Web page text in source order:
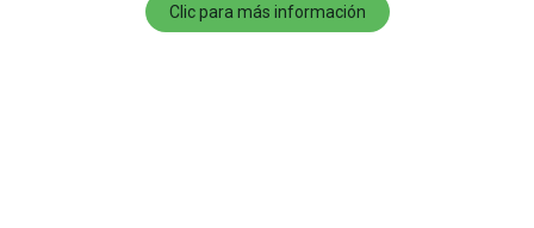
Clic para más información